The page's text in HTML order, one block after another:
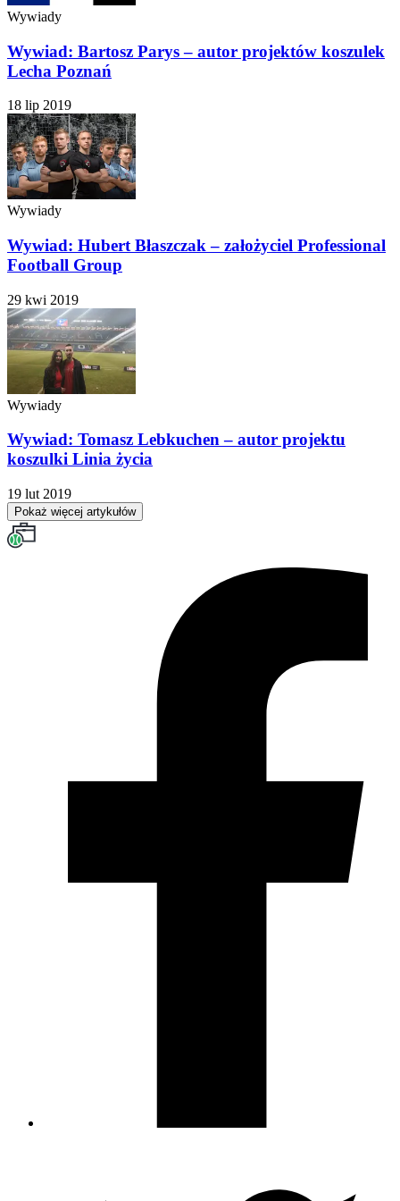
Wywiady
Wywiad: Bartosz Parys – autor projektów koszulek
Lecha Poznań
18 lip 2019
Wywiady
Wywiad: Hubert Błaszczak – założyciel Professional
Football Group
29 kwi 2019
Wywiady
Wywiad: Tomasz Lebkuchen – autor projektu
koszulki Linia życia
19 lut 2019
Pokaż więcej artykułów